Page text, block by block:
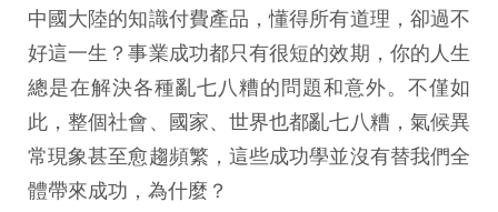
中國大陸的知識付費產品，懂得所有道理，卻過不
好這一生？事業成功都只有很短的效期，你的人生
總是在解決各種亂七八糟的問題和意外。不僅如
此，整個社會、國家、世界也都亂七八糟，氣候異
常現象甚至愈趨頻繁，這些成功學並沒有替我們全
體帶來成功，為什麼？